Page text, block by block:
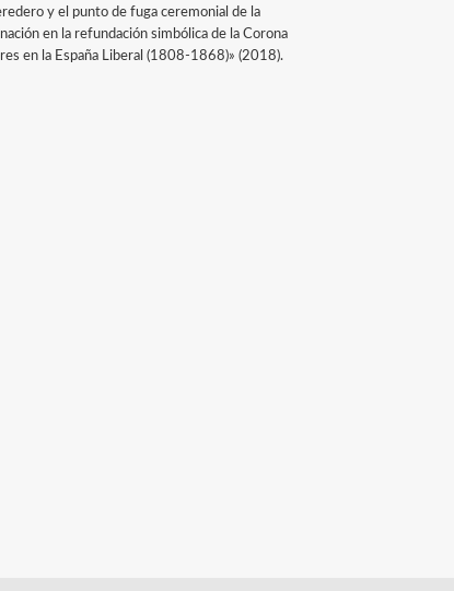
y el punto de fuga ceremonial de la
en la refundación simbólica de la Corona
en la España Liberal (1808-1868)» (2018).